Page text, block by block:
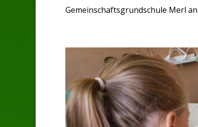
Gemeinschaftsgrundschule Merl